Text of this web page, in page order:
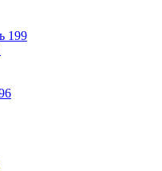
199